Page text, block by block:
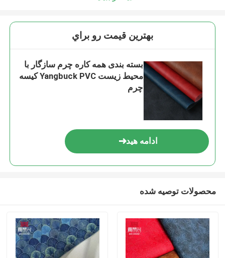
بهترين قيمت رو براي
بسته بندی همه کاره چرم سازگار با
محیط زیست Yangbuck PVC کیسه
چرم
ادامه هید
محصولات توصیه شده